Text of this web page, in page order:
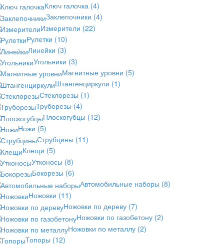
Ключ галочка (4)
Заклепочники (4)
Измерители (22)
Рулетки (10)
Линейки (3)
Угольники (3)
Магнитные уровни (5)
Штангенциркули (1)
Стеклорезы (1)
Труборезы (4)
Плоскогубцы (12)
Ножи (5)
Струбцины (11)
Клещи (5)
Утконосы (8)
Бокорезы (6)
Автомобильные наборы (8)
Ножовки (11)
Ножовки по дереву (7)
Ножовки по газобетону (2)
Ножовки по металлу (2)
Топоры (12)